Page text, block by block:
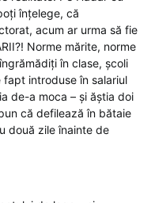
înțelege, că
acum ar urma să fie
Norme mărite, norme
în clase, școli
introduse în salariul
de-a moca – și ăștia doi
că defilează în bătaie
două zile înainte de